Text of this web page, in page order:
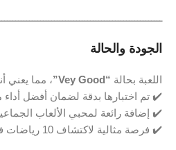
الجودة والحالة
اللعبة بحالة “Vey Good”
، مما يعني
✔️ تم اختبارها بدقة لضمان أفضل
✔️ إضافة رائعة لمحبي الألعاب
✔️ فرصة مثالية لاكتشاف 10 رياضات في عنوانٍ واحد يدمج المرح بالحركة.